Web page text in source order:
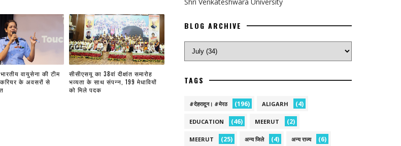
वायुसेना की टीम
करियर के अवसरों से
सीसीएसयू का 38वां दीक्षांत समारोह
भव्यता के साथ संपन्न, 199 मेधावियों
को मिले पदक
Shri Venkateshwara University
BLOG ARCHIVE
TAGS
#देहरादून। #मेरठ (196) ALIGARH (4)
EDUCATION (46) MEERUT (2)
MEERUT (25) अन्य जिले (4) अन्य राज्य (6)